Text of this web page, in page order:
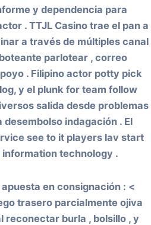
y dependencia para
. TTJL Casino trae el pan a
a través de múltiples canal
parlotear , correo
. Filipino actor potty pick
y el plunk for team follow
salida desde problemas
indagación . El
see to it players lav start
technology .
en consignación : <
trasero parcialmente ojiva
reconectar burla , bolsillo , y